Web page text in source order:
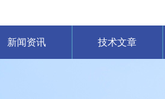
新闻资讯 技术文章